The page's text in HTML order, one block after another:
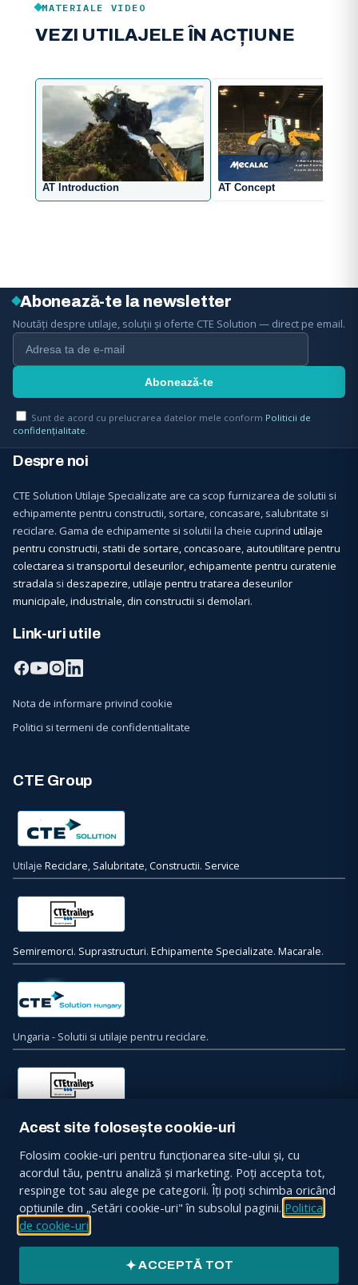
MATERIALE VIDEO
VEZI UTILAJELE ÎN ACȚIUNE
AT Introduction AT Concept
Abonează-te la newsletter
Noutăți despre utilaje, soluții și oferte CTE Solution — direct pe email.
Sunt de acord cu prelucrarea datelor mele conform Politicii de
confidențialitate
Despre noi
CTE Solution Utilaje Specializate are ca scop furnizarea de solutii si
echipamente pentru constructii, sortare, concasare, salubritate si
reciclare. Gama de echipamente si solutii la cheie cuprind utilaje
pentru constructii, statii de sortare, concasoare, autoutilitare pentru
colectarea si transportul deseurilor,echipamente pentru curatenie
stradala si deszapezire,utilaje pentru tratarea deseurilor
municipale, industriale, din constructii si demolari.
Link-uri utile
Nota de informare privind cookie
Politici si termeni de confidentialitate
CTE Group
Utilaje Reciclare, Salubritate, Constructii. Service
Semiremorci. Suprastructuri. Echipamente Specializate. Macarale.
Ungaria - Solutii si utilaje pentru reciclare.
Bulgaria - Semiremorci. Suprastructuri. Echipamente Specializate.
Contacteaza-ne
Sos. Bucuresti, Nr. 34, Ciorogarla, 077055, Jud. Ilfov
+4031 9363
Acest site folosește cookie-uri
Folosim cookie-uri pentru funcționarea site-ului și, cu
acordul tău, pentru analiză și marketing. Poți accepta tot,
respinge tot sau alege pe categorii. Îți poți schimba oricând
opțiunile din „Setări cookie-uri" în subsolul paginii. Politica
de cookie-uri
ACCEPTĂ TOT